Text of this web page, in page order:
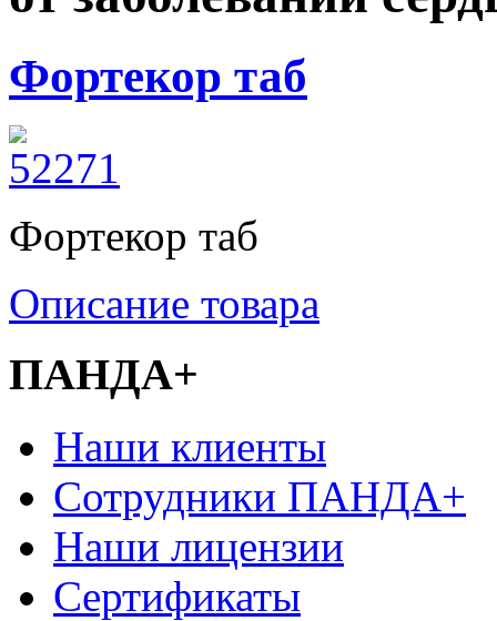
Фортекор таб
Фортекор таб
Описание товара
ПАНДА+
Наши клиенты
Сотрудники ПАНДА+
Наши лицензии
Сертификаты